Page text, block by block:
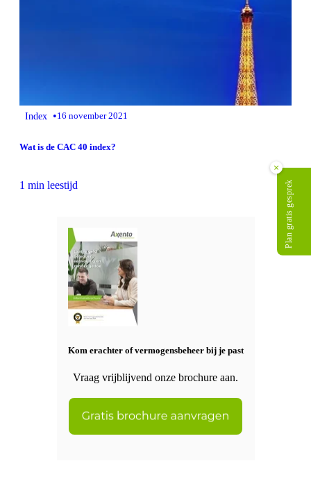
Index •16 november 2021
Wat is de CAC 40 index?
1 min leestijd
Kom erachter of vermogensbeheer bij je past
Vraag vrijblijvend onze brochure aan.
×
Plan gratis gesprek